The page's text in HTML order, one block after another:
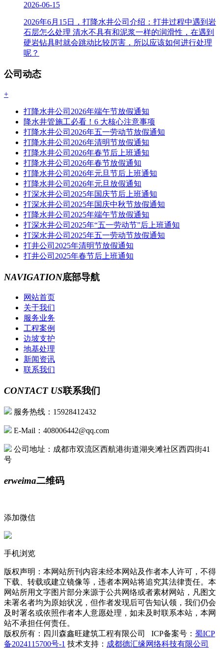
2026-06-15
2026年6月15日，打降水井公司介绍：打井过程中遇到岩
石层怎么处理 清水不具有和泥浆一样的润滑性，在遇到
硬岩钻具时就会跳动比较厉害，所以应该如何进行处理
呢？
公司动态
+
打降水井公司2026年端午节放假通知
降水井管施工必看！6 大核心注意事项
打降水井公司2026年五一劳动节放假通知
打降水井公司2026年清明节放假通知
打降水井公司2026年春节后上班通知
打降水井公司2026年春节放假通知
打降水井公司2026年元旦节后上班通知
打降水井公司2026年元旦放假通知
打深水井公司2025年国庆节后上班通知
打深水井公司2025年国庆中秋节放假通知
打降水井公司2025年端午节放假通知
打深水井公司2025年“五一劳动节”后上班通知
打深水井公司2025年五一劳动节放假通知
打井公司2025年清明节放假通知
打井公司2025年春节后上班通知
NAVIGATION底部导航
网站首页
关于我们
服务业务
工程案例
边坡支护
地基处理
新闻资讯
联系我们
CONTACT US联系我们
服务热线：15928412432
E-Mail：408006442@qq.com
公司地址：成都市双流区西航港街道湖夹滩社区西四街41
号
erweima二维码
添加微信
手机浏览
版权声明：本网站所刊内容未经本网站及作者本人许可，不得
下载、转载或建立镜像等，违者本网站将追究其法律责任。本
网站所用文字图片部分来源于公共网络或者素材网站，凡图文
未署名者均为原始状况，但作者发现后可告知认领，我们仍会
及时署名或依照作者本人意愿处理，如未及时联系本站，本网
站不承担任何责任。
版权所有：四川森鑫旺建筑工程有限公司 ICP备案号： 蜀ICP
备2024115700号-1 技术支持： 成都德汇缘网络科技有限公司